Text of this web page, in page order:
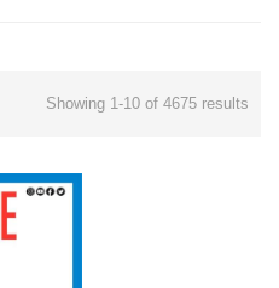
Showing 1-10 of 4675 results